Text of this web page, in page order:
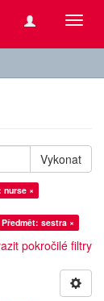
Vykonat
nurse ×
Předmět: sestra ×
pokročilé filtry